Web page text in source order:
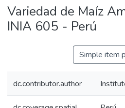
Variedad de Maíz
INIA 605 - Perú
Simple item
dc.contributor.author